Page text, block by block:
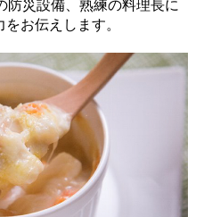
防災設備、熟練の料理長に
お伝えします。